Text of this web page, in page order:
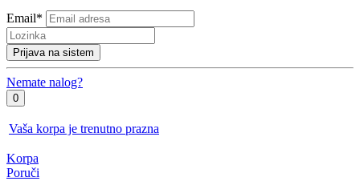
Email*
Prijava na sistem
Nemate nalog?
0
Vaša korpa je trenutno prazna
Korpa
Poruči